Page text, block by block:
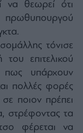
να θεωρεί ότι
τόνισε
επιτελικού
πως υπάρχουν
πολλές φορές
ποιον πρέπει
στρέφοντας τα
φέρεται να